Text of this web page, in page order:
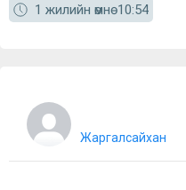
1 жилийн өмнө 10:54
Жаргалсайхан